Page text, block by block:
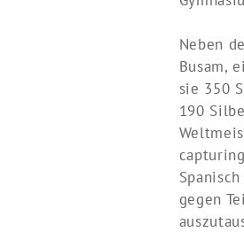
Neben
Busam,
sie 350
190
gegen